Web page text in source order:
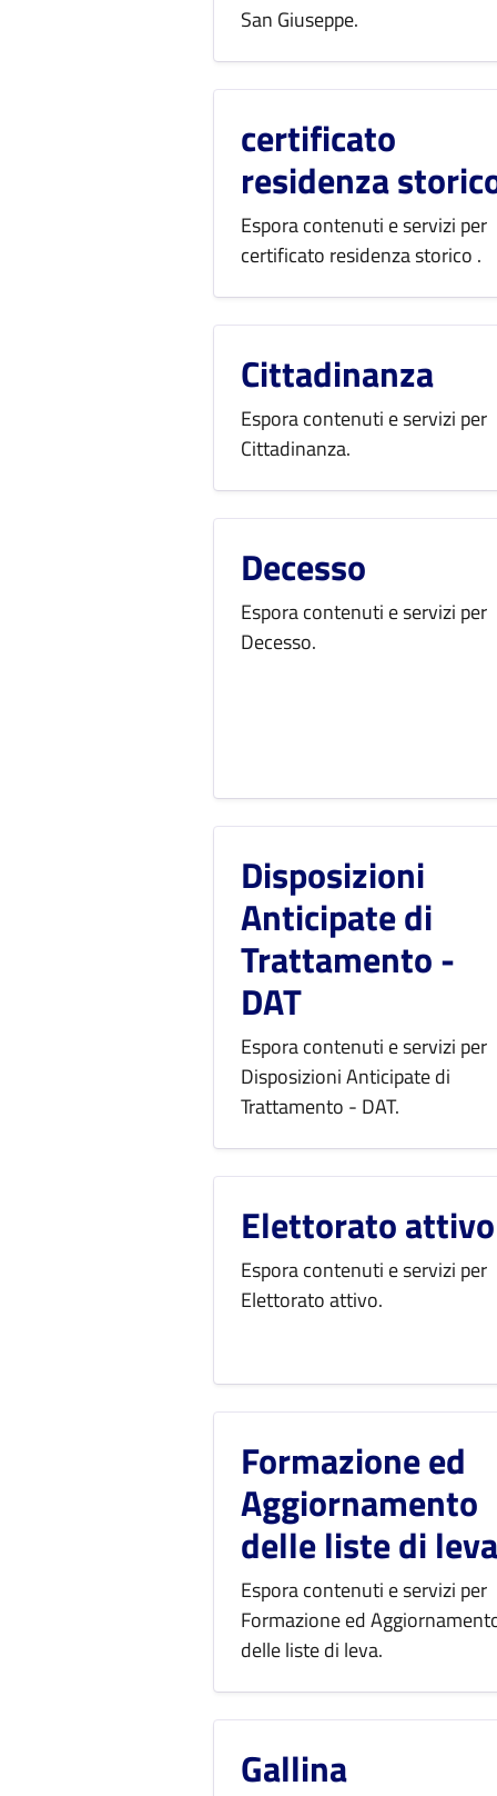
San Giuseppe.
certificato
residenza
Espora contenuti e servizi per
certificato residenza storico .
Cittadinanza
Espora contenuti e servizi per
Cittadinanza.
Decesso
Espora contenuti e servizi per
Decesso.
Disposizioni
Anticipate di
Trattamento -
DAT
Espora contenuti e servizi per
Disposizioni Anticipate di
Trattamento - DAT.
Elettorato attivo
Espora contenuti e servizi per
Elettorato attivo.
Formazione ed
Aggiornamento
delle liste di leva
Espora contenuti e servizi per
Formazione ed
delle liste di leva.
Gallina